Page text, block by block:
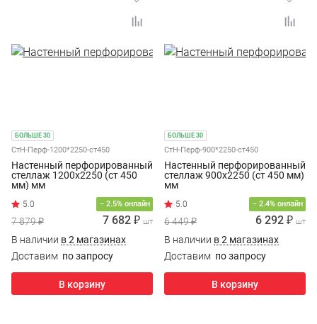
БОЛЬШЕ 30
СтН-Перф-1200*2250-ст450
Настенный перфорированный
стеллаж 1200х2250 (ст 450
мм) мм
− 2.5% онлайн
7 879 ₽ 7 682 ₽ шт
В наличии в 2 магазинах
Доставим по запросу
В корзину
БОЛЬШЕ 30
СтН-Перф-900*2250-ст450
Настенный перфорированный
стеллаж 900х2250 (ст 450 мм)
мм
− 2.4% онлайн
6 449 ₽ 6 292 ₽ шт
В наличии в 2 магазинах
Доставим по запросу
В корзину